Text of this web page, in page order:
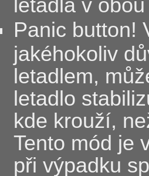
Panic button!
jakéhokoliv
letadlem,
letadlo
kde krouží,
Tento mód je
při výpadku